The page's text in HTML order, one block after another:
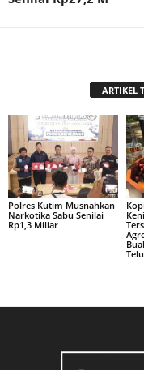
ARTIKEL
Polres Kutim Musnahkan
Narkotika Sabu Senilai
Rp1,3 Miliar